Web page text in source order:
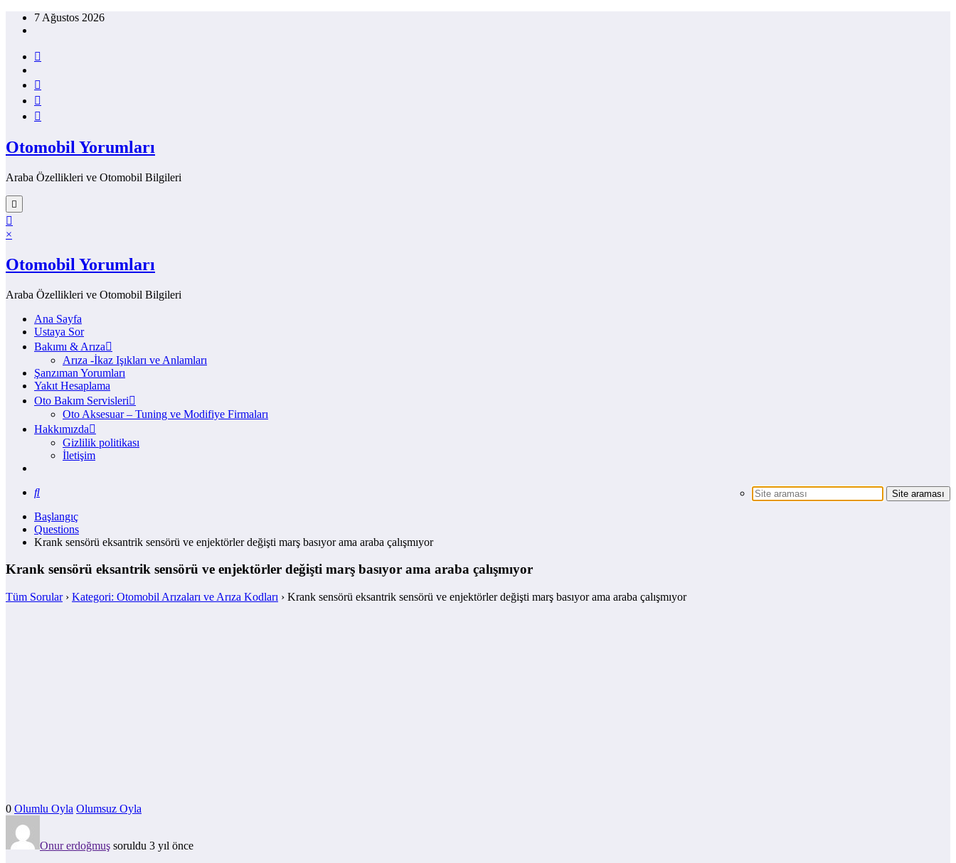
İçeriğe7 Ağustos 2026
Otomobil Yorumları
Araba Özellikleri ve Otomobil Bilgileri
×
Otomobil Yorumları
Araba Özellikleri ve Otomobil Bilgileri
Ana Sayfa
Ustaya Sor
Bakımı & Arıza
Arıza -İkaz Işıkları ve Anlamları
Şanzıman Yorumları
Yakıt Hesaplama
Oto Bakım Servisleri
Oto Aksesuar – Tuning ve Modifiye Firmaları
Hakkımızda
Gizlilik politikası
İletişim
Başlangıç
Questions
Krank sensörü eksantrik sensörü ve enjektörler değişti marş basıyor ama araba çalışmıyor
Krank sensörü eksantrik sensörü ve enjektörler değişti marş basıyor ama araba çalışmıyor
Tüm Sorular› Kategori: Otomobil Arızaları ve Arıza Kodları › Krank sensörü eksantrik sensörü ve enjektörler değişti marş basıyor ama araba çalışmıyor
0 Olumlu Oyla Olumsuz Oyla
Onur erdoğmuş soruldu 3 yıl önce